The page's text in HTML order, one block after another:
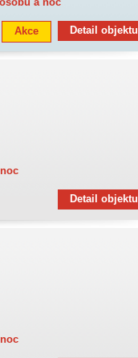
Detail objektu
Akce
Detail objektu